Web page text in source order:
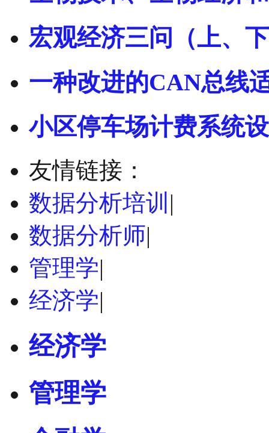
宏观经济三问（上、
一种改进的CAN总线
小区停车场计费系统
友情链接：
数据分析培训 |
数据分析师|
管理学|
经济学|
经济学
管理学